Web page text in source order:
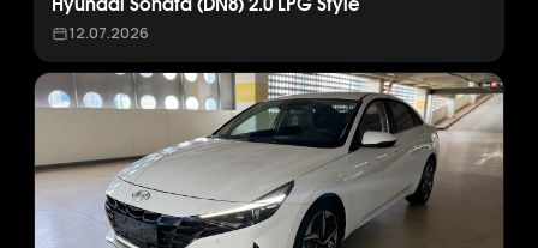
Hyundai Sonata (DN8) 2.0 LPG Style
12.07.2026